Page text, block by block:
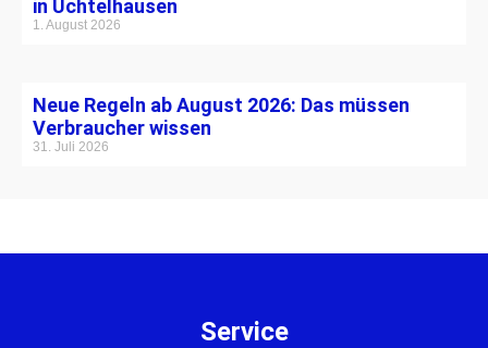
in Üchtelhausen
1. August 2026
Neue Regeln ab August 2026: Das müssen
Verbraucher wissen
31. Juli 2026
Service